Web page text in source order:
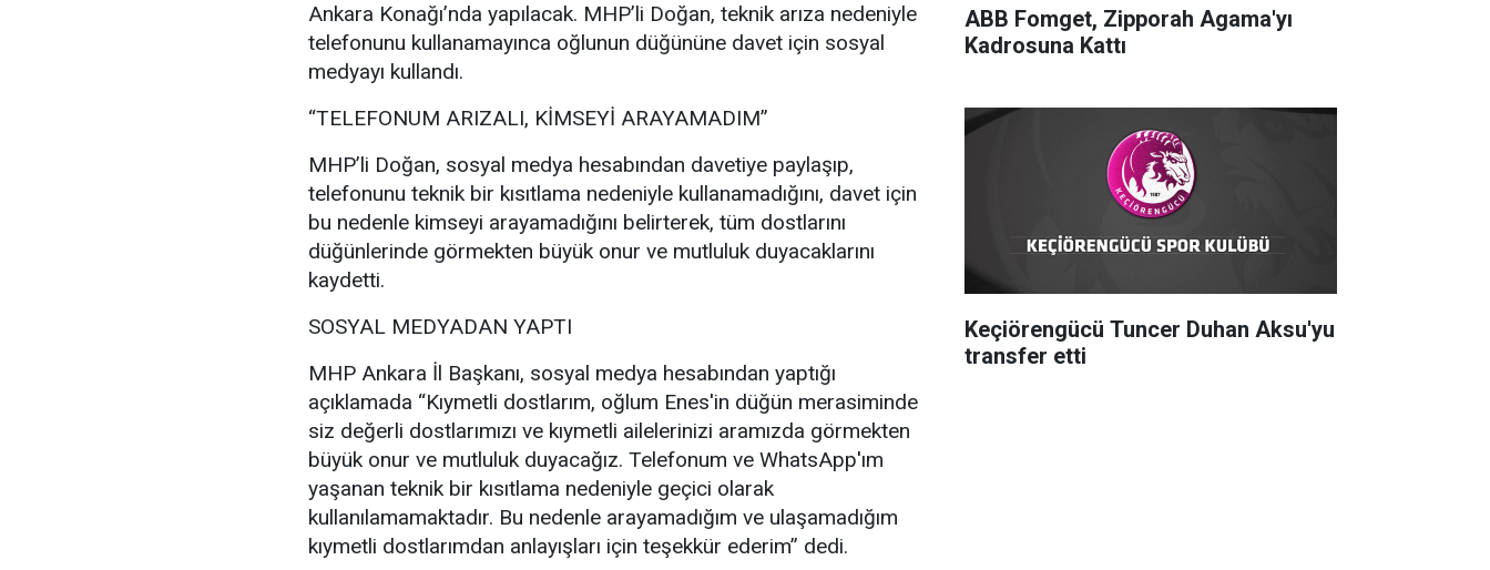
Ankara Konağı’nda yapılacak. MHP’li Doğan, teknik arıza nedeniyle
telefonunu kullanamayınca oğlunun düğününe davet için sosyal
medyayı kullandı.
“TELEFONUM ARIZALI, KİMSEYİ ARAYAMADIM”
MHP’li Doğan, sosyal medya hesabından davetiye paylaşıp,
telefonunu teknik bir kısıtlama nedeniyle kullanamadığını, davet için
bu nedenle kimseyi arayamadığını belirterek, tüm dostlarını
düğünlerinde görmekten büyük onur ve mutluluk duyacaklarını
kaydetti.
SOSYAL MEDYADAN YAPTI
MHP Ankara İl Başkanı, sosyal medya hesabından yaptığı
açıklamada “Kıymetli dostlarım, oğlum Enes'in düğün merasiminde
siz değerli dostlarımızı ve kıymetli ailelerinizi aramızda görmekten
büyük onur ve mutluluk duyacağız. Telefonum ve WhatsApp'ım
yaşanan teknik bir kısıtlama nedeniyle geçici olarak
kullanılamamaktadır. Bu nedenle arayamadığım ve ulaşamadığım
kıymetli dostlarımdan anlayışları için teşekkür ederim” dedi.
ABB Fomget, Zipporah Agama'yı
Kadrosuna Kattı
Keçiörengücü Tuncer Duhan Aksu'yu
transfer etti